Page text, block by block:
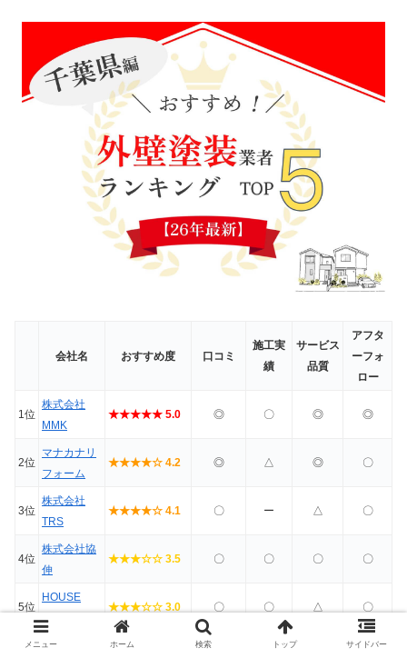
会社名 おすすめ度 口コミ
施工実
績
サービス
品質
アフタ
ーフォ
ロー
1位
株式会社
MMK
★★★★★ 5.0 ◎ 〇 ◎ ◎
2位
マナカナリ
フォーム
★★★★☆ 4.2 ◎ △ ◎ 〇
3位
株式会社
TRS
★★★★☆ 4.1 〇 ー △ 〇
4位
株式会社協
伸
★★★☆☆ 3.5 〇 〇 〇 〇
5位
HOUSE
MAKE
★★★☆☆ 3.0 〇 〇 △ 〇
メニュー ホーム 検索 トップ サイドバー